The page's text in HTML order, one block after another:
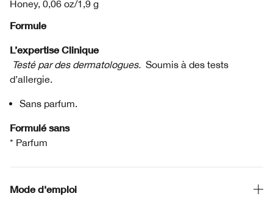
Honey, 0,06 oz/1,9 g
Formule
L’expertise Clinique
Testé par des dermatologues. Soumis à des tests
d’allergie.
Sans parfum.
Formulé sans
* Parfum
Mode d'emploi